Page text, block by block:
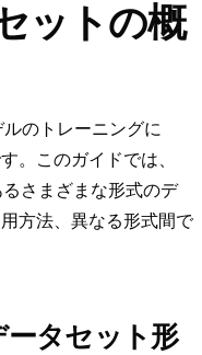
ットの概
ルのトレーニングに
。このガイドでは、
さまざまな形式のデ
方法、異なる形式間で
タセット形